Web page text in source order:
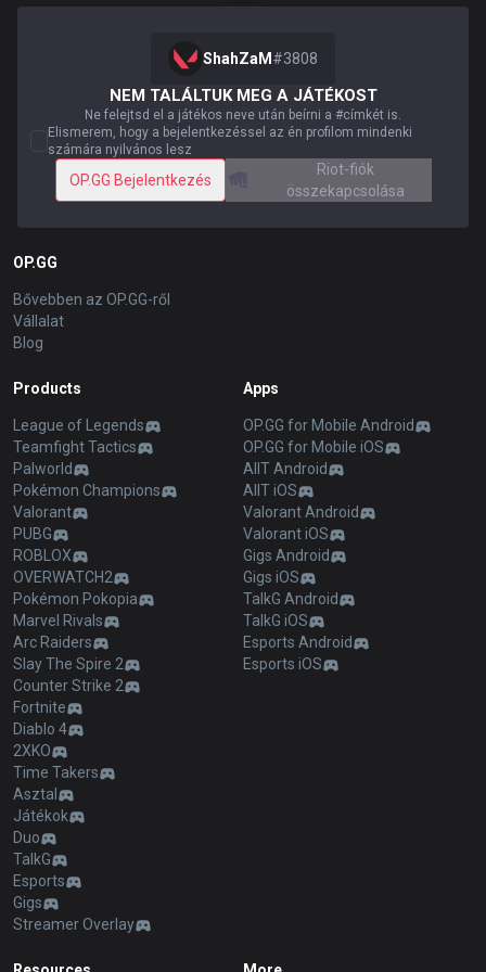
ShahZaM #3808
NEM TALÁLTUK MEG A JÁTÉKOST
Ne felejtsd el a játékos neve után beírni a #címkét is.
Elismerem, hogy a bejelentkezéssel az én profilom mindenki
számára nyilvános lesz
OP.GG Bejelentkezés
Riot-fiók
összekapcsolása
OP.GG
Bővebben az OP.GG-ről
Vállalat
Blog
Products
League of Legends
Teamfight Tactics
Palworld
Pokémon Champions
Valorant
PUBG
ROBLOX
OVERWATCH2
Pokémon Pokopia
Marvel Rivals
Arc Raiders
Slay The Spire 2
Counter Strike 2
Fortnite
Diablo 4
2XKO
Time Takers
Asztal
Játékok
Duo
TalkG
Esports
Gigs
Streamer Overlay
Apps
OP.GG for Mobile Android
OP.GG for Mobile iOS
AllT Android
AllT iOS
Valorant Android
Valorant iOS
Gigs Android
Gigs iOS
TalkG Android
TalkG iOS
Esports Android
Esports iOS